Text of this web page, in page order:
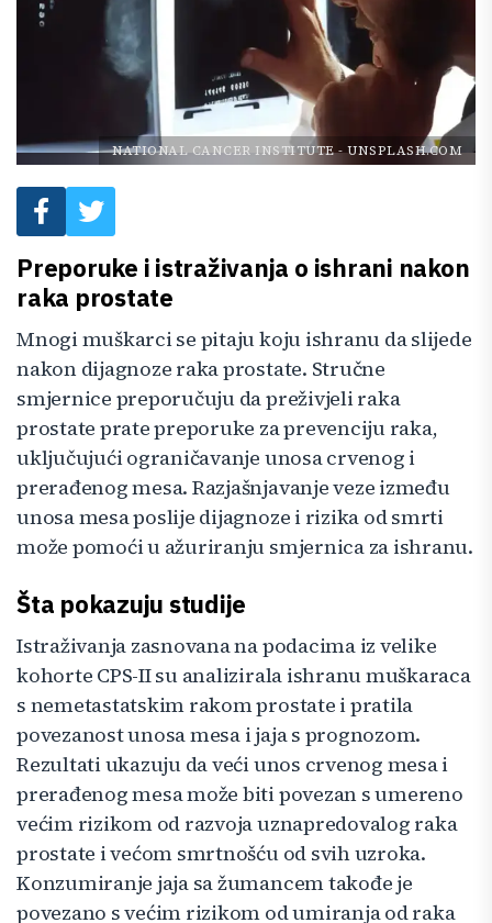
NATIONAL CANCER INSTITUTE-UNSPLASH.COM
Preporuke i istraživanja o ishrani nakon
raka prostate
Mnogi muškarci se pitaju koju ishranu da slijede
nakon dijagnoze raka prostate. Stručne
smjernice preporučuju da preživjeli raka
prostate prate preporuke za prevenciju raka,
uključujući ograničavanje unosa crvenog i
prerađenog mesa. Razjašnjavanje veze između
unosa mesa poslije dijagnoze i rizika od smrti
može pomoći u ažuriranju smjernica za ishranu.
Šta pokazuju studije
Istraživanja zasnovana na podacima iz velike
kohorte CPS-II su analizirala ishranu muškaraca
s nemetastatskim rakom prostate i pratila
povezanost unosa mesa i jaja s prognozom.
Rezultati ukazuju da veći unos crvenog mesa i
prerađenog mesa može biti povezan s umereno
većim rizikom od razvoja uznapredovalog raka
prostate i većom smrtnošću od svih uzroka.
Konzumiranje jaja sa žumancem takođe je
povezano s većim rizikom od umiranja od raka